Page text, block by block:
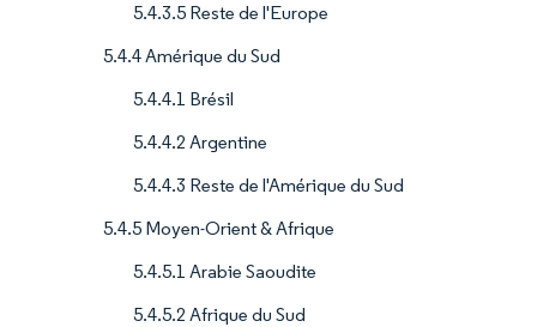
5.4.3.5 Reste de l'Europe
5.4.4 Amérique du Sud
5.4.4.1 Brésil
5.4.4.2 Argentine
5.4.4.3 Reste de l'Amérique du Sud
5.4.5 Moyen-Orient & Afrique
5.4.5.1 Arabie Saoudite
5.4.5.2 Afrique du Sud